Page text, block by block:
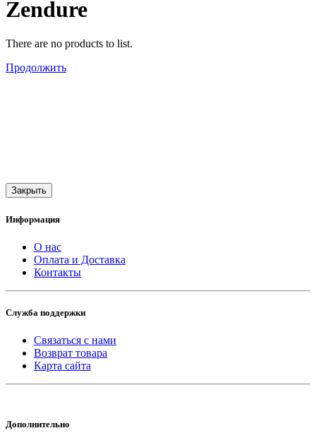
Zendure
There are no products to list.
Продолжить
Закрыть
Информация
О нас
Оплата и Доставка
Контакты
Служба поддержки
Связаться с нами
Возврат товара
Карта сайта
Дополнительно